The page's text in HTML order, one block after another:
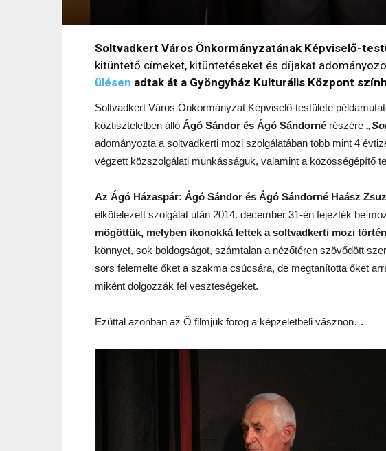
Soltvadkert Város Önkormányzatának Képviselő-
kitüntető címeket, kitüntetéseket és díjakat
ülésen adtak át a Gyöngyház Kulturális Központ
Soltvadkert Város Önkormányzat Képviselő-testülete
köztiszteletben álló Ágó Sándor és Ágó Sándorné részére
adományozta a soltvadkerti mozi szolgálatában több mint 4
végzett közszolgálati munkásságuk, valamint a közösségépítő
Az Ágó Házaspár: Ágó Sándor és Ágó Sándorné Haász
elkötelezett szolgálat után 2014. december 31-én fejezték be
mögöttük, melyben ikonokká lettek a soltvadkerti mozi
könnyet, sok boldogságot, számtalan a nézőtéren szövődött
sors felemelte őket a szakma csúcsára, de megtanította őket
miként dolgozzák fel veszteségeket.
Ezúttal azonban az Ő filmjük forog a képzeletbeli vásznon…